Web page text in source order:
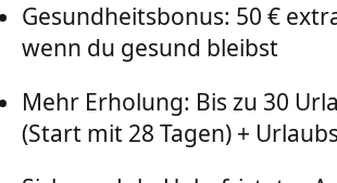
Gesundheitsbonus: 50 €
wenn du gesund bleibst
Mehr Erholung: Bis zu 30
(Start mit 28 Tagen) +